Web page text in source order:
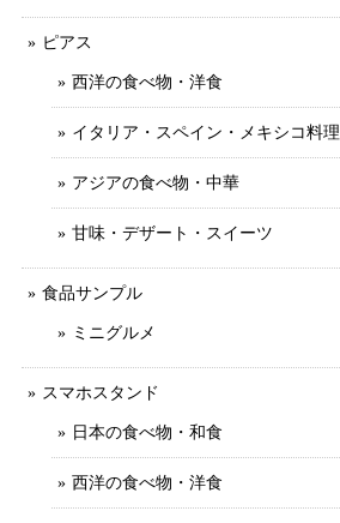
ピアス
西洋の食べ物・洋食
イタリア・スペイン・メキシコ料理
アジアの食べ物・中華
甘味・デザート・スイーツ
食品サンプル
ミニグルメ
スマホスタンド
日本の食べ物・和食
西洋の食べ物・洋食